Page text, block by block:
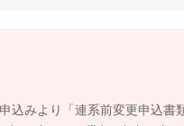
込みより「連系前変更申込